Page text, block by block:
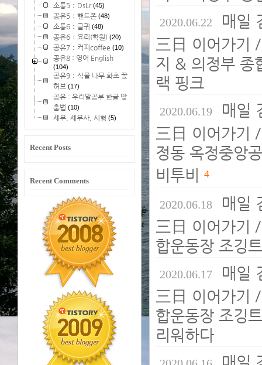
소통5：DsLr(45)
공유5：핸드폰 (48)
소통6：글귀 (48)
공유6：요리(학원) (20)
공유7：커피coffee (10)
공유8 : 영어 English
(104)
공유9：식물 나무 화초 꽃
허브 (17)
공유 : 우리말공부 한글 맞
춤법 (10)
세무, 세무사, 시험 (5)
Recent Posts
Recent Comments
2020.06.22 매일
三日 이어가기
지 & 의정부 종
랙 핑크
2020.06.19 매일
三日 이어가기
정동 옥정중앙
비투비 4
2020.06.18 매일
三日 이어가기
합운동장 조깅
2020.06.17 매일
三日 이어가기
합운동장 조깅
리워하다